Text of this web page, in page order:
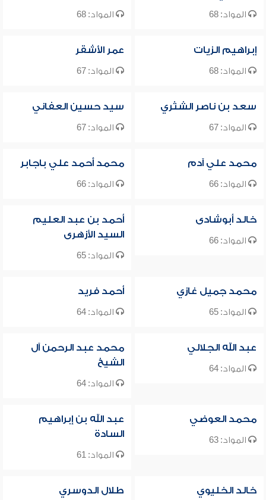
المواد: 68 المواد: 68
إبراهيم الزيات
المواد: 68
عمر الأشقر
المواد: 67
سعد بن ناصر الشثري
المواد: 67
سيد حسين العفاني
المواد: 67
محمد علي آدم
المواد: 66
محمد أحمد علي باجابر
المواد: 66
خالد أبوشادى
المواد: 66
أحمد بن عبد العليم
السيد الأزهرى
المواد: 65
محمد جميل غازي
المواد: 65
أحمد فريد
المواد: 64
عبد الله الجلالي
المواد: 64
محمد عبد الرحمن آل
الشيخ
المواد: 64
محمد العوضي
المواد: 63
عبد الله بن إبراهيم
السادة
المواد: 61
خالد الخليوي طلال الدوسري